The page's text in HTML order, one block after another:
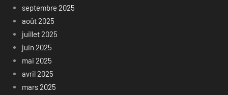
septembre 2025
août 2025
juillet 2025
juin 2025
mai 2025
avril 2025
mars 2025